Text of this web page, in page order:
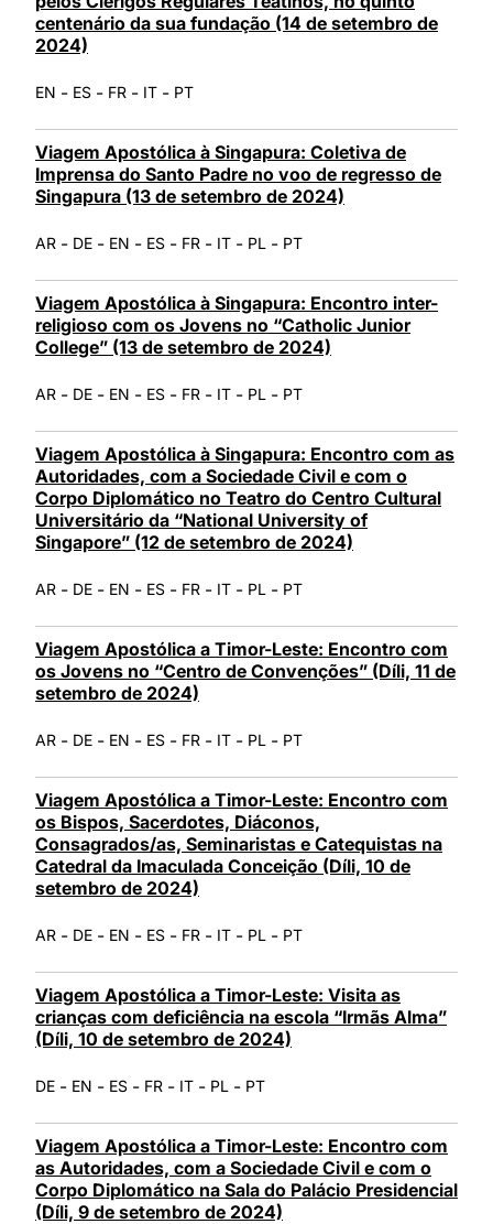
centenário da sua fundação (14 de setembro de
2024)
EN - ES - FR - IT - PT
Viagem Apostólica à Singapura: Coletiva de
Imprensa do Santo Padre no voo de regresso de
Singapura (13 de setembro de 2024)
AR - DE - EN - ES - FR - IT - PL - PT
Viagem Apostólica à Singapura: Encontro inter-
religioso com os Jovens no “Catholic Junior
College” (13 de setembro de 2024)
AR - DE - EN - ES - FR - IT - PL - PT
Viagem Apostólica à Singapura: Encontro com as
Autoridades, com a Sociedade Civil e com o
Corpo Diplomático no Teatro do Centro Cultural
Universitário da “National University of
Singapore” (12 de setembro de 2024)
AR - DE - EN - ES - FR - IT - PL - PT
Viagem Apostólica a Timor-Leste: Encontro com
os Jovens no “Centro de Convenções” (Díli, 11 de
setembro de 2024)
AR - DE - EN - ES - FR - IT - PL - PT
Viagem Apostólica a Timor-Leste: Encontro com
os Bispos, Sacerdotes, Diáconos,
Consagrados/as, Seminaristas e Catequistas na
Catedral da Imaculada Conceição (Díli, 10 de
setembro de 2024)
AR - DE - EN - ES - FR - IT - PL - PT
Viagem Apostólica a Timor-Leste: Visita as
crianças com deficiência na escola “Irmãs Alma”
(Díli, 10 de setembro de 2024)
DE - EN - ES - FR - IT - PL - PT
Viagem Apostólica a Timor-Leste: Encontro com
as Autoridades, com a Sociedade Civil e com o
Corpo Diplomático na Sala do Palácio Presidencial
(Díli, 9 de setembro de 2024)